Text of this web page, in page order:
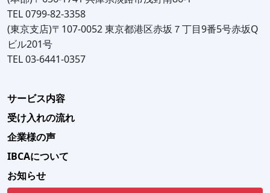
TEL 0799-82-3358
(東京支店)〒107-0052 東京都港区赤坂７丁目9番5号赤坂Q
ビル201号
TEL 03-6441-0357
サービス内容
受け入れの流れ
企業様の声
IBCAについて
お知らせ